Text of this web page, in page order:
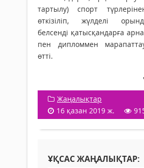
тартылу) спорт
өткізіліп, жүлделі
белсенді қатысқандарға
пен дипломмен
өтті.
Жаңалықтар
16 қазан 2019 ж.
ҰҚСАС ЖАҢАЛЫҚТАР: